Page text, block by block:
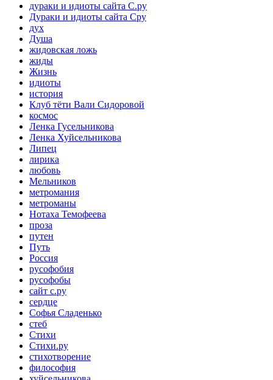
дураки и идиоты сайта С.ру
Дураки и идиоты сайта Сру
дух
Душа
жидовская ложь
жиды
Жизнь
идиоты
история
Клуб тёти Вали Сидоровой
космос
Ленка Гусельникова
Ленка Хуйсельникова
Липец
лирика
любовь
Мельников
метромания
метроманы
Нотаха Темофеева
проза
путен
Путь
Россия
русофобия
русофобы
сайт с.ру
сердце
Софья Сладенько
стеб
Стихи
Стихи.ру
стихотворение
философия